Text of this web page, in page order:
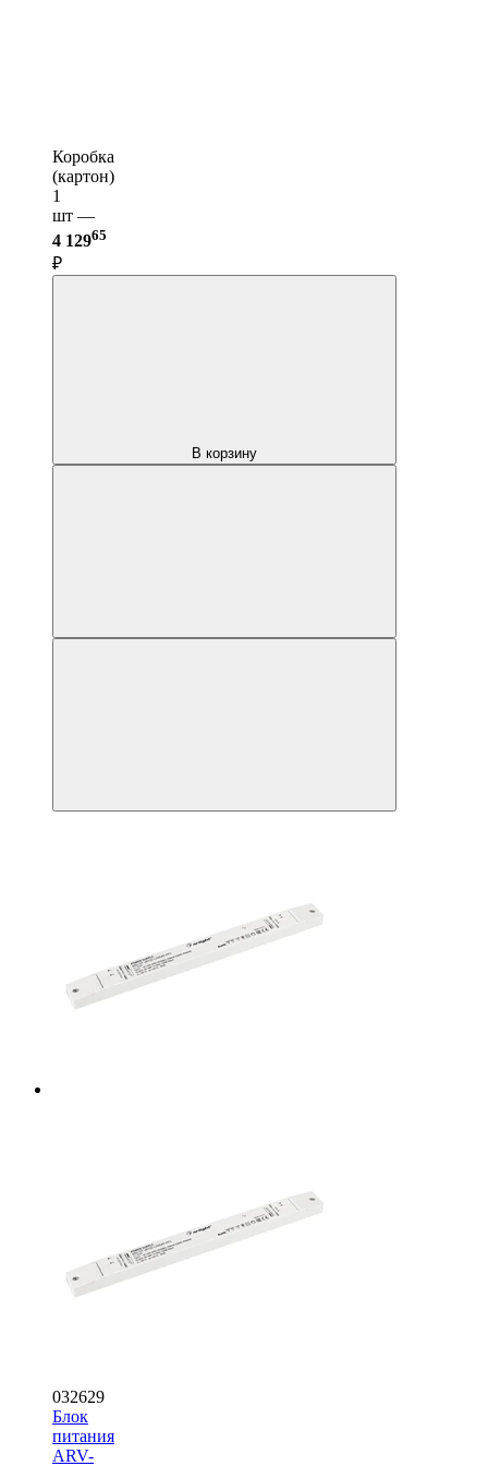
Коробка
(картон)
1
шт —
4 12965
₽
В корзину
032629
Блок
питания
ARV-